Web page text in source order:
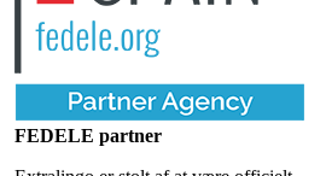
FEDELE partner